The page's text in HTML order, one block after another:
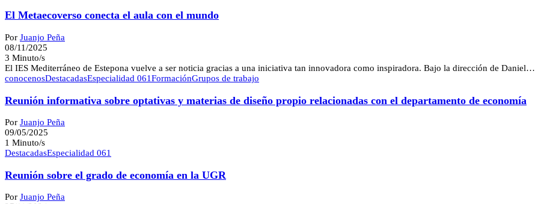
El Metaecoverso conecta el aula con el mundo
Por Juanjo Peña
08/11/2025
3 Minuto/s
El IES Mediterráneo de Estepona vuelve a ser noticia gracias a una iniciativa tan innovadora como inspiradora. Bajo la dirección de Daniel…
conocenosDestacadasEspecialidad 061FormaciónGrupos de trabajo
Reunión informativa sobre optativas y materias de diseño propio relacionadas con el departamento de economía
Por Juanjo Peña
09/05/2025
1 Minuto/s
DestacadasEspecialidad 061
Reunión sobre el grado de economía en la UGR
Por Juanjo Peña